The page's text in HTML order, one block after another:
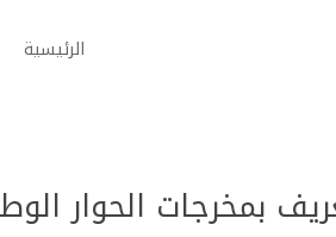
الرئيسية
بمخرجات الحوار